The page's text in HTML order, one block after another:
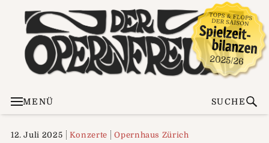
MENÜ SUCHE
12. Juli 2025 Konzerte Opernhaus Zürich